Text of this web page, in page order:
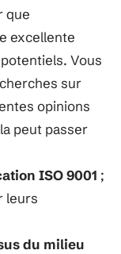
que
excellente
Vous
sur
opinions
peut passer
ISO 9001 ;
leurs
du milieu